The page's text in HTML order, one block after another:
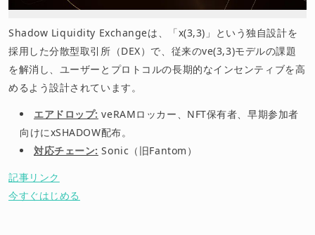
Shadow Liquidity Exchangeは、「x(3,3)」という独自設計を
採用した分散型取引所（DEX）で、従来のve(3,3)モデルの課題
を解消し、ユーザーとプロトコルの長期的なインセンティブを高
めるよう設計されています。
エアドロップ: veRAMロッカー、NFT保有者、早期参加者
向けにxSHADOW配布。
対応チェーン: Sonic（旧Fantom）
記事リンク
今すぐはじめる